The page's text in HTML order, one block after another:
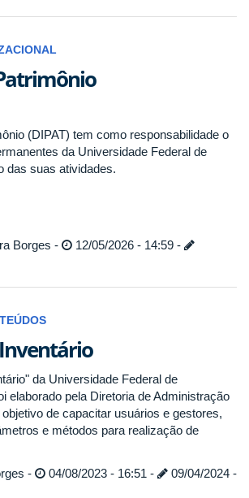
(DIPAT) tem como responsabilidade o
da Universidade Federal de
das suas atividades.
Borges -
12/05/2026 - 14:59 -
da Universidade Federal de
elaborado pela Diretoria de Administração
de capacitar usuários e gestores,
e métodos para realização de
-
04/08/2023 - 16:51 -
09/04/2024 -